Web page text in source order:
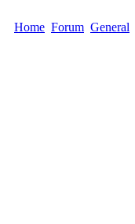
Home Forum General